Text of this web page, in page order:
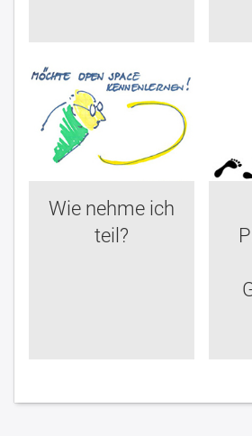
Wie nehme ich
teil?